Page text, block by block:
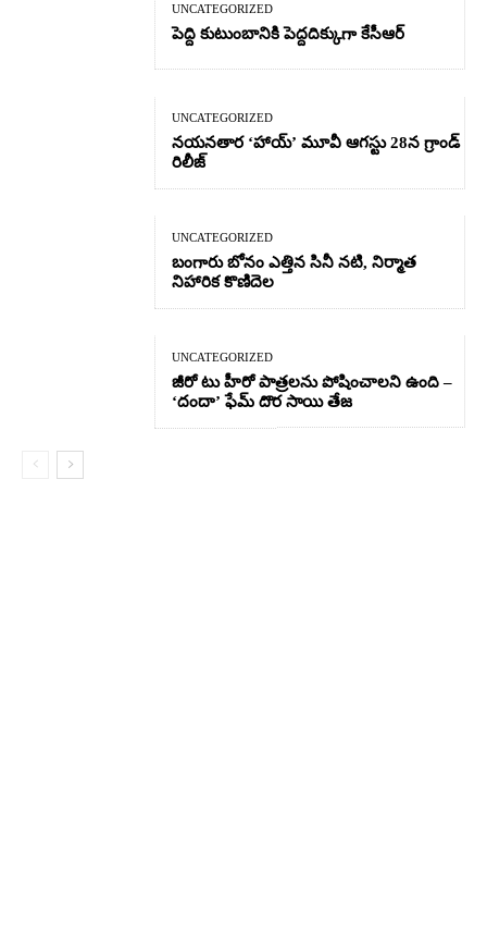
UNCATEGORIZED
పెద్ది కుటుంబానికి పెద్దదిక్కుగా కేసీఆర్
UNCATEGORIZED
నయనతార ‘హాయ్’ మూవీ ఆగస్టు 28న గ్రాండ్
రిలీజ్
UNCATEGORIZED
బంగారు బోనం ఎత్తిన సినీ నటి, నిర్మాత
నిహారిక కొణిదెల
UNCATEGORIZED
జీరో టు హీరో పాత్రలను పోషించాలని ఉంది –
‘దందా’ ఫేమ్ దొర సాయి తేజ